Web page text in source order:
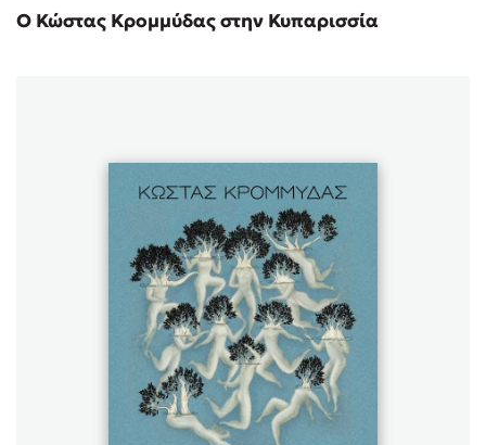
Lidia Branković
Χάρης Πολίτης
Καθρέφτης
Sebastian Fitzek
Ο Κώστας Κρομμύδας στην Κυπαρισσία